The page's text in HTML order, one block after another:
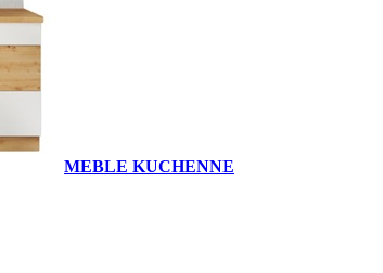
MEBLE KUCHENNE